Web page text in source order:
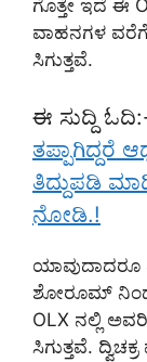
ಗೊತ್ತೇ ಇದೆ ಈ
ವಾಹನಗಳ ವರೆಗೆ
ಸಿಗುತ್ತವೆ.
ಈ ಸುದ್ದಿ
ತಪ್ಪಾಗಿದ್ದರೆ
ತಿದ್ದುಪಡಿ
ನೋಡಿ.!
ಯಾವುದಾದರೂ
ಶೋರೂಮ್ ನಿಂದ
OLX ನಲ್ಲಿ
ಸಿಗುತ್ತವೆ.